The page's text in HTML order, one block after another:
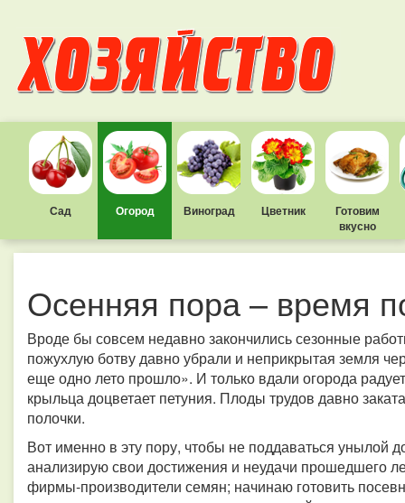
Сад Огород Виноград Цветник
Готовим
вкусно
Осенняя пора – время
Вроде бы совсем недавно закончились сезонные
пожухлую ботву давно убрали и неприкрытая земля
еще одно лето прошло». И только вдали огорода
крыльца доцветает петуния. Плоды трудов давно
полочки.
Вот именно в эту пору, чтобы не поддаваться унылой
анализирую свои достижения и неудачи прошедшего
фирмы-производители семян; начинаю готовить